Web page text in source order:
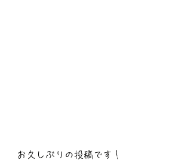
お久しぶりの投稿です！